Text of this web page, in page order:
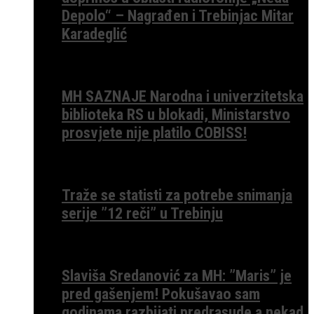
Depolo“ – Nagrađen i Trebinjac Mitar
Karadeglić
MH SAZNAJE Narodna i univerzitetska
biblioteka RS u blokadi, Ministarstvo
prosvjete nije platilo COBISS!
Traže se statisti za potrebe snimanja
serije ”12 reči” u Trebinju
Slaviša Sredanović za MH: ”Maris” je
pred gašenjem! Pokušavao sam